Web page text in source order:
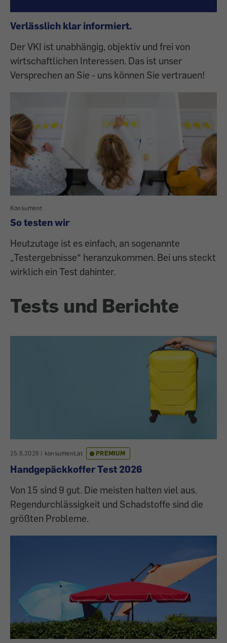
Verlässlich klar informiert.
Der VKI ist unabhängig, objektiv und frei von
wirtschaftlichen Interessen. Das ist unser
Versprechen an Sie - uns können Sie vertrauen!
Konsument
So testen wir
Heutzutage ist es einfach, an sogenannte
„Testergebnisse“ heranzukommen. Bei uns steckt
wirklich ein Test dahinter.
Tests und Berichte
25.6.2026 | konsument.at PREMIUM
Handgepäckkoffer Test 2026
Von 15 sind 9 gut. Die meisten halten viel aus.
Regendurchlässigkeit und Schadstoffe sind die
größten Probleme.